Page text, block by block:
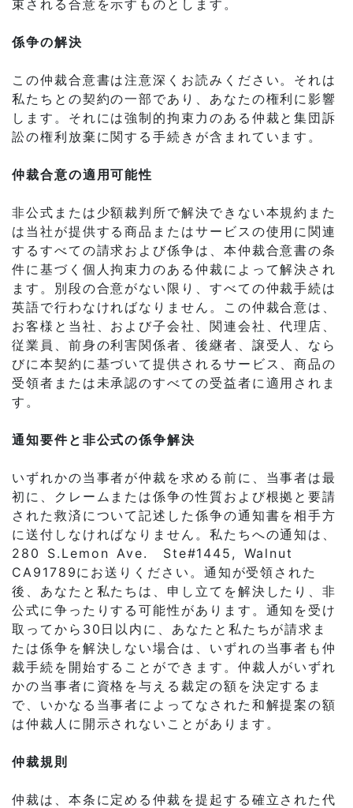
束される合意を示すものとします。
係争の解決
この仲裁合意書は注意深くお読みください。それは
私たちとの契約の一部であり、あなたの権利に影響
します。それには強制的拘束力のある仲裁と集団訴
訟の権利放棄に関する手続きが含まれています。
仲裁合意の適用可能性
非公式または少額裁判所で解決できない本規約​​また
は当社が提供する商品またはサービスの使用に関連
するすべての請求および係争は、本仲裁合意書の条
件に基づく個人拘束力のある仲裁によって解決され
ます。別段の合意がない限り、すべての仲裁手続は
英語で行わなければなりません。この仲裁合意は、
お客様と当社、および子会社、関連会社、代理店、
従業員、前身の利害関係者、後継者、譲受人、なら
びに本契約に基づいて提供されるサービス、商品の
受領者または未承認のすべての受益者に適用されま
す。
通知要件と非公式の係争解決
いずれかの当事者が仲裁を求める前に、当事者は最
初に、クレームまたは係争の性質および根拠と要請
された救済について記述した係争の通知書を相手方
に送付しなければなりません。私たちへの通知は、
280 S.Lemon Ave. Ste#1445, Walnut
CA91789にお送りください。通知が受領された
後、あなたと私たちは、申し立てを解決したり、非
公式に争ったりする可能性があります。通知を受け
取ってから30日以内に、あなたと私たちが請求ま
たは係争を解決しない場合は、いずれの当事者も仲
裁手続を開始することができます。仲裁人がいずれ
かの当事者に資格を与える裁定の額を決定するま
で、いかなる当事者によってなされた和解提案の額
は仲裁人に開示されないことがあります。
仲裁規則
仲裁は、本条に定める仲裁を提起する確立された代